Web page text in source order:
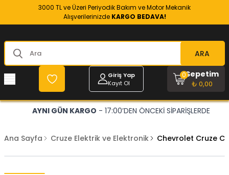
3000 TL ve Üzeri Periyodik Bakım ve Motor Mekanik
Alışverilerinizde KARGO BEDAVA!
ARA
Giriş Yap
Kayıt Ol
Sepetim
₺ 0,00
0
AYNI GÜN KARGO - 17:00’DEN ÖNCEKİ SİPARİŞLERDE
Ana Sayfa Cruze Elektrik ve Elektronik Chevrolet Cruze